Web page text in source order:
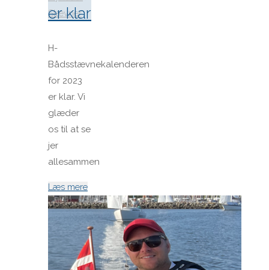
Stævner
er klar
H-
Bådsstævnekalenderen
for 2023
er klar. Vi
glæder
os til at se
jer
allesammen
Læs mere"Stævnekalenderen
2023
er
klar"